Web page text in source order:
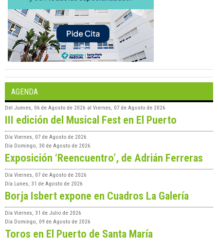
AGENDA
Del Jueves, 06 de Agosto de 2026 al Viernes, 07 de Agosto de 2026
III edición del Musical Fest en El Puerto
Día Viernes, 07 de Agosto de 2026
Día Domingo, 30 de Agosto de 2026
Exposición ‘Reencuentro’, de Adrián Ferreras
Día Viernes, 07 de Agosto de 2026
Día Lunes, 31 de Agosto de 2026
Borja Isbert expone en Cuadros La Galería
Día Viernes, 31 de Julio de 2026
Día Domingo, 09 de Agosto de 2026
Toros en El Puerto de Santa María